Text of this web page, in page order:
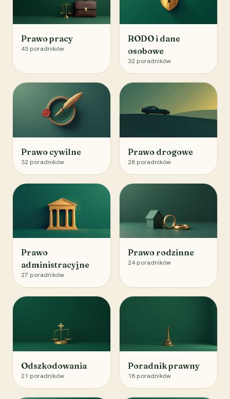
Prawo pracy
43 poradników
RODO i dane
osobowe
32 poradników
Prawo cywilne
32 poradników
Prawo drogowe
28 poradników
Prawo
administracyjne
27 poradników
Prawo rodzinne
24 poradników
Odszkodowania
21 poradników
Poradnik prawny
18 poradników